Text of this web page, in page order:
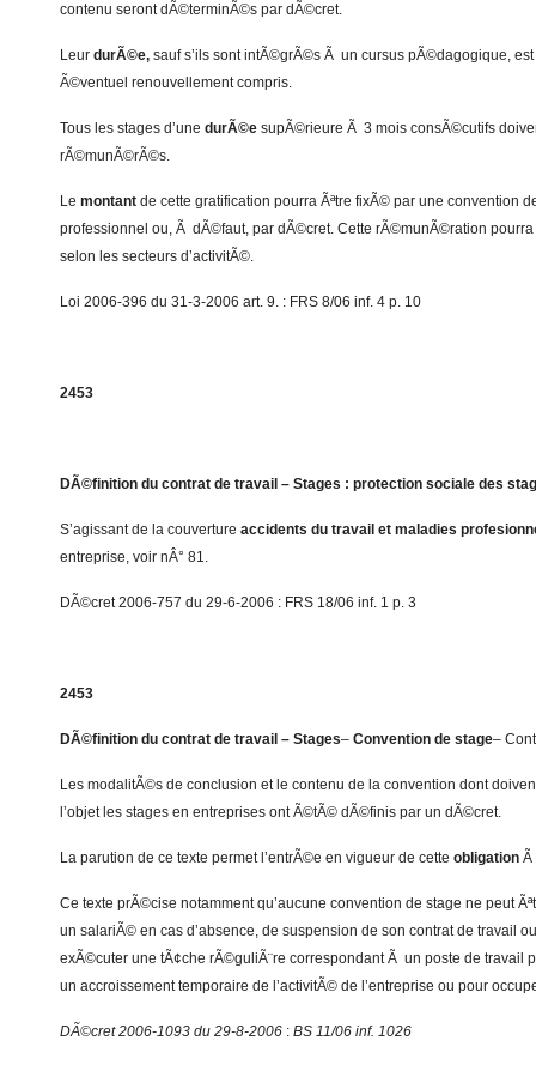
contenu seront dÃ©terminÃ©s par dÃ©cret.
Leur durÃ©e, sauf s’ils sont intÃ©grÃ©s Ã un cursus pÃ©dagogique,
Ã©ventuel renouvellement compris.
Tous les stages d’une durÃ©e supÃ©rieure Ã 3 mois consÃ©cutifs
rÃ©munÃ©rÃ©s.
Le montant de cette gratification pourra Ãªtre fixÃ© par une convention
professionnel ou, Ã dÃ©faut, par dÃ©cret. Cette rÃ©munÃ©ration pourra
selon les secteurs d’activitÃ©.
Loi 2006-396 du 31-3-2006 art. 9. : FRS 8/06 inf. 4 p. 10
2453
DÃ©finition du contrat de travail – Stages : protection sociale des
S’agissant de la couverture accidents du travail et maladies
entreprise, voir nÂ° 81.
DÃ©cret 2006-757 du 29-6-2006 : FRS 18/06 inf. 1 p. 3
2453
DÃ©finition du contrat de travail – Stages– Convention de stage–
Les modalitÃ©s de conclusion et le contenu de la convention dont
l’objet les stages en entreprises ont Ã©tÃ© dÃ©finis par un dÃ©cret.
La parution de ce texte permet l’entrÃ©e en vigueur de cette obligation Ã
Ce texte prÃ©cise notamment qu’aucune convention de stage ne peut
un salariÃ© en cas d’absence, de suspension de son contrat de travail
exÃ©cuter une tÃ¢che rÃ©guliÃ¨re correspondant Ã un poste de travail
un accroissement temporaire de l’activitÃ© de l’entreprise ou pour
DÃ©cret 2006-1093 du 29-8-2006 : BS 11/06 inf. 1026